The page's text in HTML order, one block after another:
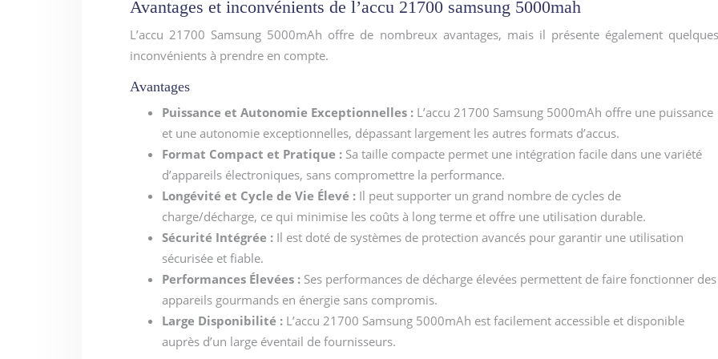
Avantages et inconvénients de l’accu 21700 samsung 5000mah
L’accu 21700 Samsung 5000mAh offre de nombreux avantages, mais il présente également quelques
inconvénients à prendre en compte.
Avantages
Puissance et Autonomie Exceptionnelles : L’accu 21700 Samsung 5000mAh offre une puissance
et une autonomie exceptionnelles, dépassant largement les autres formats d’accus.
Format Compact et Pratique : Sa taille compacte permet une intégration facile dans une variété
d’appareils électroniques, sans compromettre la performance.
Longévité et Cycle de Vie Élevé : Il peut supporter un grand nombre de cycles de
charge/décharge, ce qui minimise les coûts à long terme et offre une utilisation durable.
Sécurité Intégrée : Il est doté de systèmes de protection avancés pour garantir une utilisation
sécurisée et fiable.
Performances Élevées : Ses performances de décharge élevées permettent de faire fonctionner des
appareils gourmands en énergie sans compromis.
Large Disponibilité : L’accu 21700 Samsung 5000mAh est facilement accessible et disponible
auprès d’un large éventail de fournisseurs.